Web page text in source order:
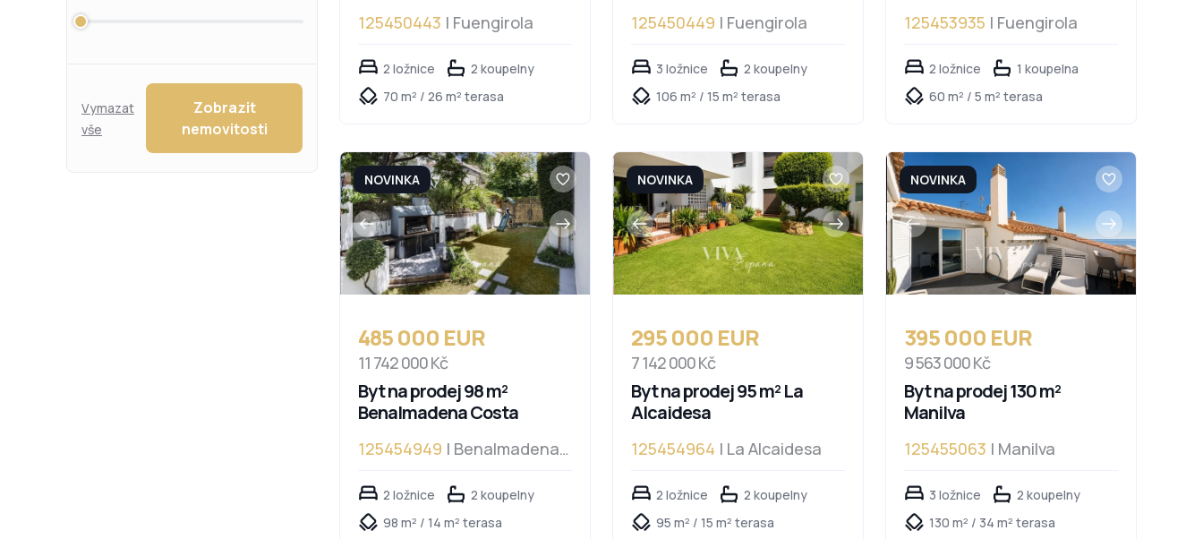
Vymazat
vše
Zobrazit
nemovitosti
125450443 | Fuengirola
2 ložnice
2 koupelny
70 m² / 26 m² terasa
125450449 | Fuengirola
3 ložnice
2 koupelny
106 m² / 15 m² terasa
125453935 | Fuengirola
2 ložnice
1 koupelna
60 m² / 5 m² terasa
NOVINKA
485 000 EUR
11 742 000 Kč
Byt na prodej 98 m²
Benalmadena Costa
125454949 | Benalmadena
2 ložnice
2 koupelny
98 m² / 14 m² terasa
NOVINKA
295 000 EUR
7 142 000 Kč
Byt na prodej 95 m² La
Alcaidesa
125454964 | La Alcaidesa
2 ložnice
2 koupelny
95 m² / 15 m² terasa
NOVINKA
395 000 EUR
9 563 000 Kč
Byt na prodej 130 m²
Manilva
125455063 | Manilva
3 ložnice
2 koupelny
130 m² / 34 m² terasa